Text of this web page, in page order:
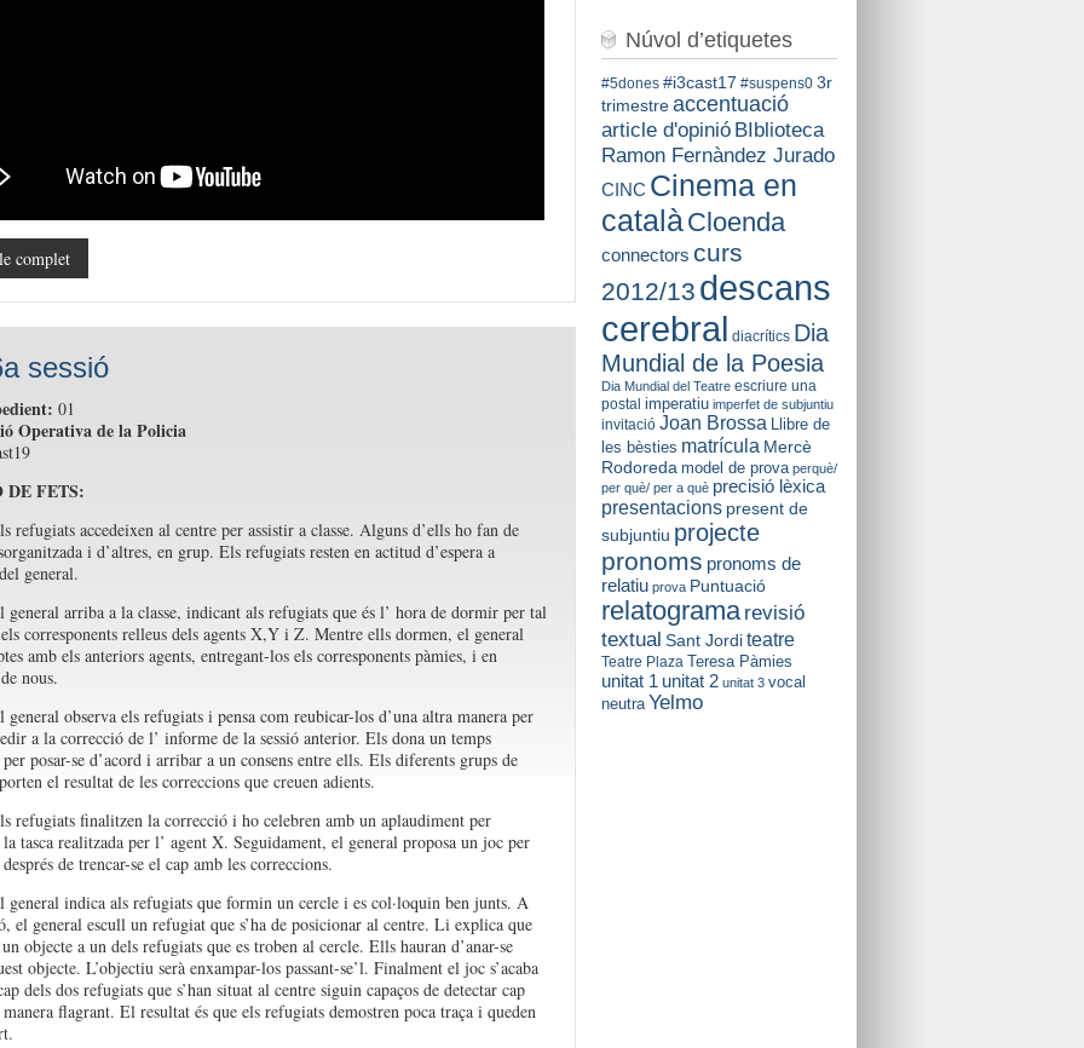
complet
sessió
01
Operativa de la Policia
DE FETS:
refugiats accedeixen al centre per assistir a classe. Alguns d’ells ho fan de
i d’altres, en grup. Els refugiats resten en actitud d’espera a
general.
arriba a la classe, indicant als refugiats que és l’ hora de dormir per tal
corresponents relleus dels agents X,Y i Z. Mentre ells dormen, el general
amb els anteriors agents, entregant-los els corresponents pàmies, i en
nous.
observa els refugiats i pensa com reubicar-los d’una altra manera per
a la correcció de l’ informe de la sessió anterior. Els dona un temps
posar-se d’acord i arribar a un consens entre ells. Els diferents grups de
el resultat de les correccions que creuen adients.
refugiats finalitzen la correcció i ho celebren amb un aplaudiment per
tasca realitzada per l’ agent X. Seguidament, el general proposa un joc per
de trencar-se el cap amb les correccions.
general indica als refugiats que formin un cercle i es col·loquin ben junts. A
el general escull un refugiat que s’ha de posicionar al centre. Li explica que
objecte a un dels refugiats que es troben al cercle. Ells hauran d’anar-se
objecte. L’objectiu serà enxampar-los passant-se’l. Finalment el joc s’acaba
dels dos refugiats que s’han situat al centre siguin capaços de detectar cap
manera flagrant. El resultat és que els refugiats demostren poca traça i queden
Núvol d’etiquetes
#5dones #i3cast17 #suspens0 3r
trimestre accentuació
article d'opinió BIblioteca
Ramon Fernàndez Jurado
CINC Cinema en
catalàCloenda
connectors curs
2012/13 descans
cerebral diacrítics Dia
Mundial de la Poesia
Dia Mundial del Teatre escriure una
postal imperatiu imperfet de subjuntiu
invitació Joan Brossa
Llibre de
les bèsties matrícula Mercè
Rodoreda model de prova perquè/
per què/ per a què precisió lèxica
presentacions present de
subjuntiu projecte
pronoms pronoms de
relatiu prova Puntuació
relatograma revisió
textual Sant Jordi teatre
Teatre Plaza Teresa Pàmies
unitat 1 unitat 2 unitat 3 vocal
neutra Yelmo